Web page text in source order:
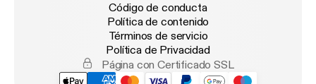
Código de conducta
Política de contenido
Términos de servicio
Política de Privacidad
Página con Certificado SSL